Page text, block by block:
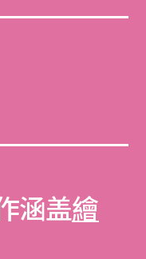
涵盖繪